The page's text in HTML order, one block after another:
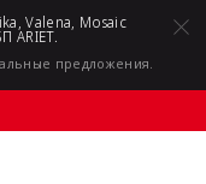
Valena, Mosaic
ARIET.
предложения.